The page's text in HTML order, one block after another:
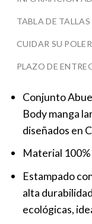
TABLA DE TALLAS
CUIDAR SU
PLAZO DE
Conjunto
Body manga
diseñados en
Material
Estampado
alta
ecológicas,